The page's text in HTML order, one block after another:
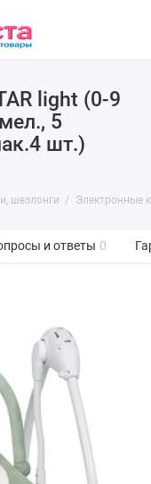
light (0-9
5
шт.)
шезлонги Электронные
и ответы 0